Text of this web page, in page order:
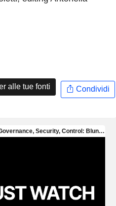
alle tue fonti Condividi